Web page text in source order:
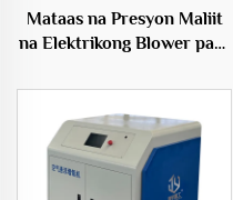
Mataas na Presyon Maliit
na Elektrikong Blower para
Aquaculture na may
Tatlong-siblon na Root
Blower